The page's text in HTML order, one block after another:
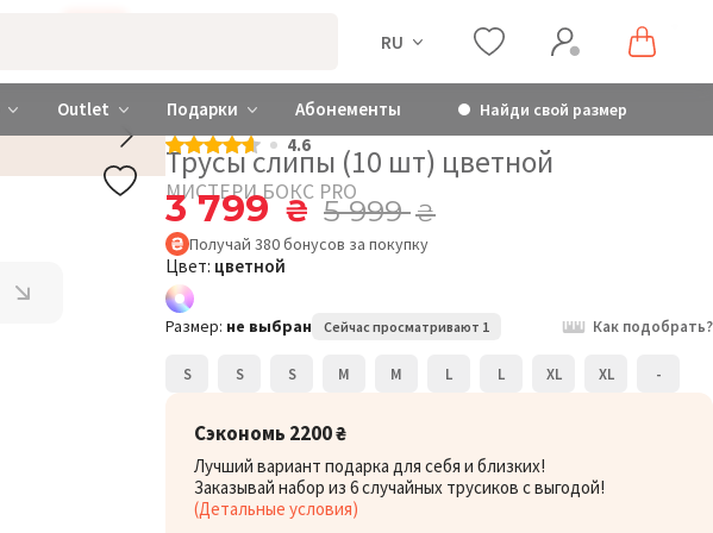
RU
Outlet Подарки Абонементы Найди свой размер
4.6
Трусы слипы (10 шт) цветной
МИСТЕРИ БОКС PRO
3 799₴ 5 999₴
Получай 380бонусов за покупку
Цвет: цветной
Размер: не выбран Сейчас просматривают 1 Как подобрать?
S S S M M L L XL XL -
Сэкономь 2200 ₴
Лучший вариант подарка для себя и близких!
Заказывай набор из 6 случайных трусиков с выгодой!
(Детальные условия)